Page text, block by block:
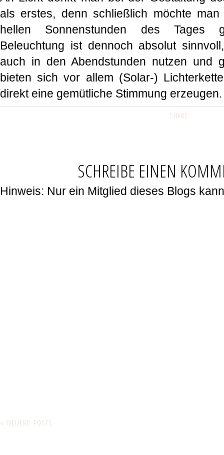
als erstes, denn schließlich möchte
hellen Sonnenstunden des Tages
Beleuchtung ist dennoch absolut
auch in den Abendstunden nutzen und
bieten sich vor allem (Solar-)
direkt eine gemütliche Stimmung
SHARE:
SCHREIBE EINEN
Hinweis: Nur ein Mitglied dieses Blogs
« NEUERE POSTS